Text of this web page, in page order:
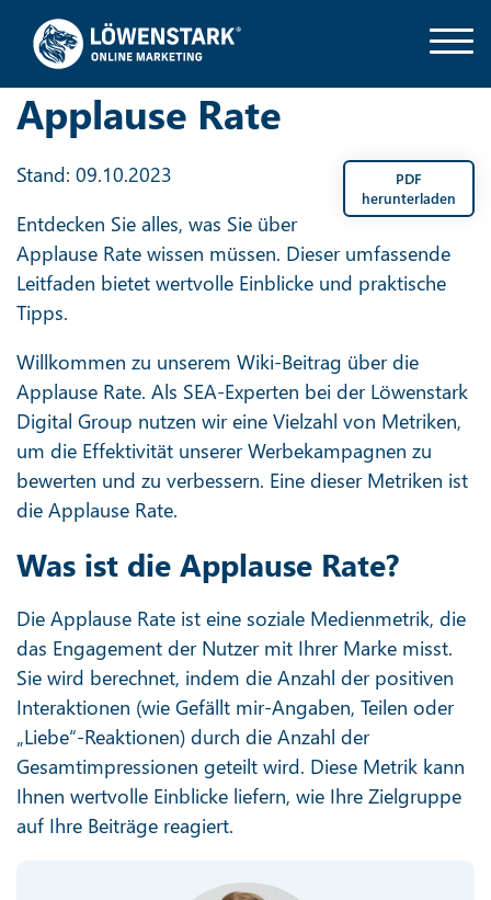
Applause Rate
PDF
herunterladen
Stand: 09.10.2023
Entdecken Sie alles, was Sie über
Applause Rate wissen müssen. Dieser umfassende
Leitfaden bietet wertvolle Einblicke und praktische
Tipps.
Willkommen zu unserem Wiki-Beitrag über die
Applause Rate. Als SEA-Experten bei der Löwenstark
Digital Group nutzen wir eine Vielzahl von Metriken,
um die Effektivität unserer Werbekampagnen zu
bewerten und zu verbessern. Eine dieser Metriken ist
die Applause Rate.
Was ist die Applause Rate?
Die Applause Rate ist eine soziale Medienmetrik, die
das Engagement der Nutzer mit Ihrer Marke misst.
Sie wird berechnet, indem die Anzahl der positiven
Interaktionen (wie Gefällt mir-Angaben, Teilen oder
„Liebe“-Reaktionen) durch die Anzahl der
Gesamtimpressionen geteilt wird. Diese Metrik kann
Ihnen wertvolle Einblicke liefern, wie Ihre Zielgruppe
auf Ihre Beiträge reagiert.